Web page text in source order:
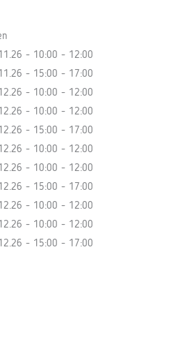
- 10:00 - 12:00
- 15:00 - 17:00
- 10:00 - 12:00
- 10:00 - 12:00
- 15:00 - 17:00
- 10:00 - 12:00
- 10:00 - 12:00
- 15:00 - 17:00
- 10:00 - 12:00
- 10:00 - 12:00
- 15:00 - 17:00